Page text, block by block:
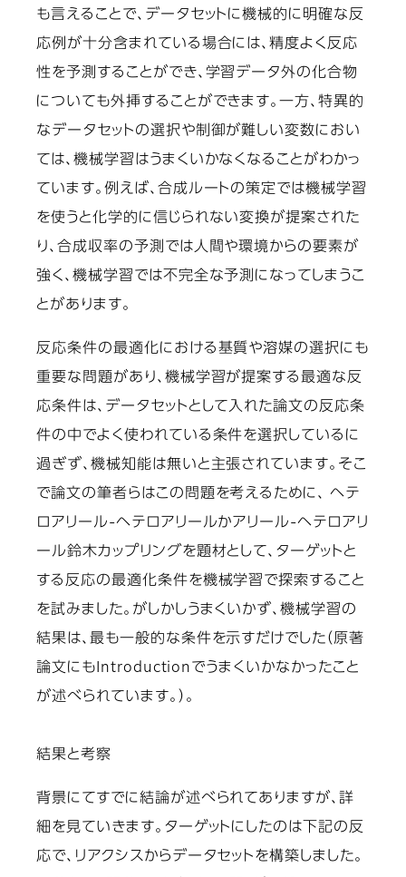
も言えることで、データセットに機械的に明確な反
応例が十分含まれている場合には、精度よく反応
性を予測することができ、学習データ外の化合物
についても外挿することができます。一方、特異的
なデータセットの選択や制御が難しい変数におい
ては、機械学習はうまくいかなくなることがわかっ
ています。例えば、合成ルートの策定では機械学習
を使うと化学的に信じられない変換が提案された
り、合成収率の予測では人間や環境からの要素が
強く、機械学習では不完全な予測になってしまうこ
とがあります。
反応条件の最適化における基質や溶媒の選択にも
重要な問題があり、機械学習が提案する最適な反
応条件は、データセットとして入れた論文の反応条
件の中でよく使われている条件を選択しているに
過ぎず、機械知能は無いと主張されています。そこ
で論文の筆者らはこの問題を考えるために、 ヘテ
ロアリール-ヘテロアリールかアリール-ヘテロアリ
ール鈴木カップリングを題材として 、ターゲットと
する反応の最適化条件を機械学習で探索すること
を試みました。 がしかしうまくいかず、機械学習の
結果は、最も一般的な条件を示すだけでした（原著
論文にもIntroductionでうまくいかなかったこと
が述べられています。）。
結果と考察
背景にてすでに結論が述べられてありますが、詳
細を見ていきます。ターゲットにしたのは下記の反
応で、リアクシスからデータセットを構築しました。